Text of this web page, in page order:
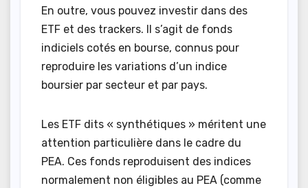
En outre, vous pouvez investir dans des
ETF et des trackers. Il s’agit de fonds
indiciels cotés en bourse, connus pour
reproduire les variations d’un indice
boursier par secteur et par pays.
Les ETF dits « synthétiques » méritent une
attention particulière dans le cadre du
PEA. Ces fonds reproduisent des indices
normalement non éligibles au PEA (comme